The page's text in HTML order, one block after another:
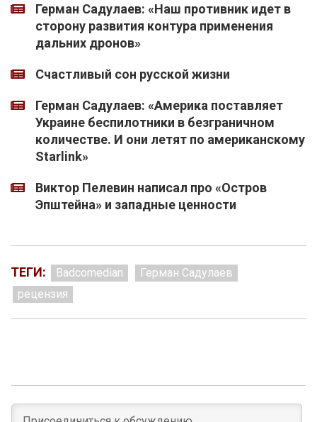
Герман Садулаев: «Наш противник идет в
сторону развития контура применения
дальних дронов»
Счастливый сон русской жизни
Герман Садулаев: «Америка поставляет
Украине беспилотники в безграничном
количестве. И они летят по американскому
Starlink»
Виктор Пелевин написал про «Остров
Эпштейна» и западные ценности
ТЕГИ: Badcomedian
Герман Садулаев
рецензия